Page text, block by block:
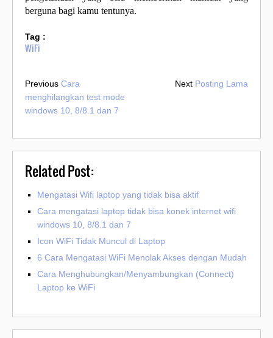
berguna bagi kamu tentunya.
Tag :
WiFi
Previous Cara
menghilangkan test mode
windows 10, 8/8.1 dan 7
Next Posting Lama
Related Post:
Mengatasi Wifi laptop yang tidak bisa aktif
Cara mengatasi laptop tidak bisa konek internet wifi
windows 10, 8/8.1 dan 7
Icon WiFi Tidak Muncul di Laptop
6 Cara Mengatasi WiFi Menolak Akses dengan Mudah
Cara Menghubungkan/Menyambungkan (Connect)
Laptop ke WiFi